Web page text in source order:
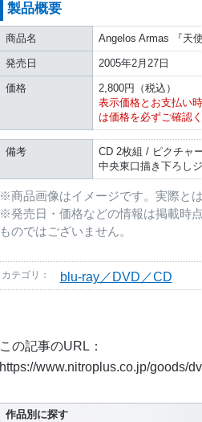
製品概要
商品名 Angelos Armas 『天
発売日 2005年2月27日
価格
2,800円（税込）
表示価格とお支払い
は価格を必ずご確認
備考
CD 2枚組 / ピクチャ
中央東口描き下ろし
※商品画像はイメージです。実際と
※発売日・価格などの情報は掲載時
ものではございません。
カテゴリ： blu-ray／DVD／CD
この記事のURL：
https://www.nitroplus.co.jp/goods/
作品別に探す